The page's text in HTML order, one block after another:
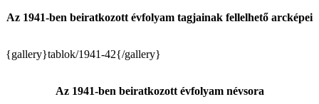
Az 1941-ben beiratkozott évfolyam tagjainak fellelhető arcképei
{gallery}tablok/1941-42{/gallery}
Az 1941-ben beiratkozott évfolyam névsora